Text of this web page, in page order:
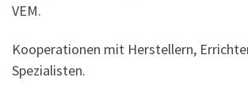
VEM.
Kooperationen mit Herstellern,
Spezialisten.